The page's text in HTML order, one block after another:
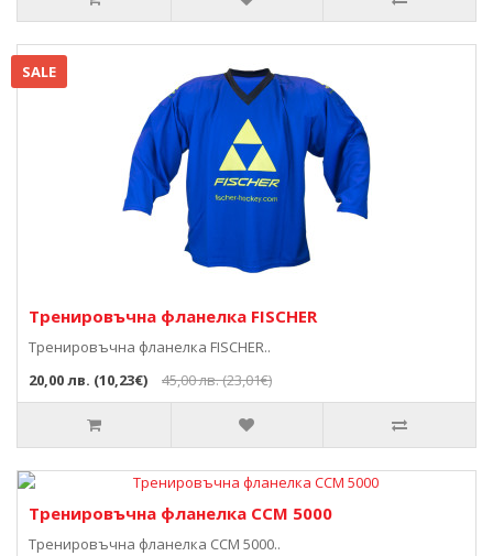
Тренировъчна фланелка FISCHER
Тренировъчна фланелка FISCHER..
20,00 лв. (10,23€)
45,00 лв. (23,01€)
Тренировъчна фланелка ССМ 5000
Тренировъчна фланелка ССМ 5000..